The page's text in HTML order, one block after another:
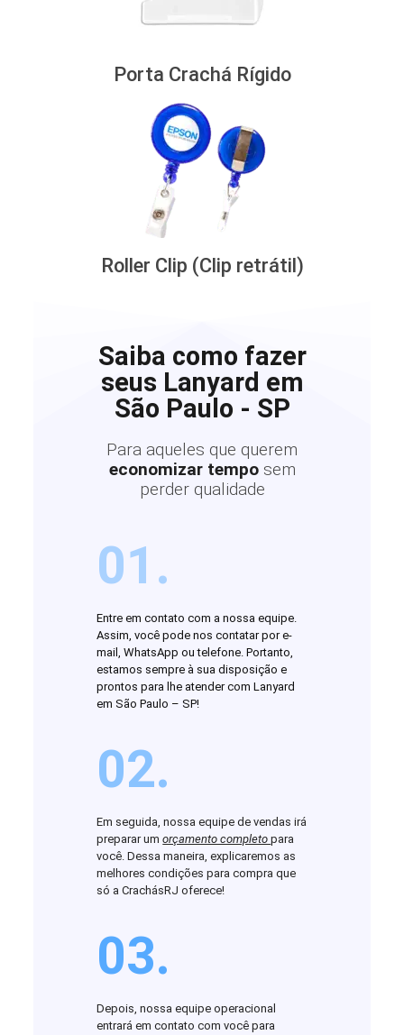
Porta Crachá Rígido
Roller Clip (Clip retrátil)
Saiba como fazer
seus Lanyard em
São Paulo - SP
Para aqueles que querem
economizar tempo sem
perder qualidade
01.
Entre em contato com a nossa equipe.
Assim, você pode nos contatar por e-
mail, WhatsApp ou telefone. Portanto,
estamos sempre à sua disposição e
prontos para lhe atender com Lanyard
em São Paulo – SP!
02.
Em seguida, nossa equipe de vendas irá
preparar umorçamento completopara
você. Dessa maneira, explicaremos as
melhores condições para compra que
só a CrachásRJ oferece!
03.
Depois, nossa equipe operacional
entrará em contato com você para